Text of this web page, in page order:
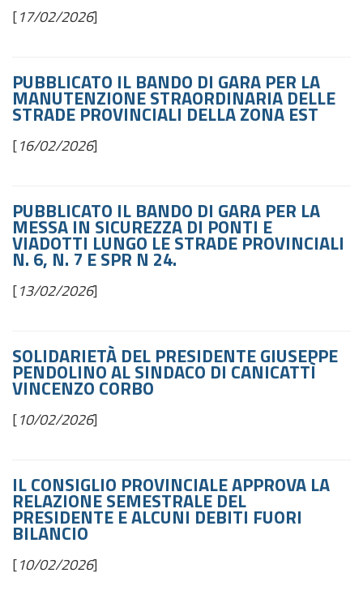
[17/02/2026]
PUBBLICATO IL BANDO DI GARA PER LA
MANUTENZIONE STRAORDINARIA DELLE
STRADE PROVINCIALI DELLA ZONA EST
[16/02/2026]
PUBBLICATO IL BANDO DI GARA PER LA
MESSA IN SICUREZZA DI PONTI E
VIADOTTI LUNGO LE STRADE PROVINCIALI
N. 6, N. 7 E SPR N 24.
[13/02/2026]
SOLIDARIETÀ DEL PRESIDENTE GIUSEPPE
PENDOLINO AL SINDACO DI CANICATTÌ
VINCENZO CORBO
[10/02/2026]
IL CONSIGLIO PROVINCIALE APPROVA LA
RELAZIONE SEMESTRALE DEL
PRESIDENTE E ALCUNI DEBITI FUORI
BILANCIO
[10/02/2026]